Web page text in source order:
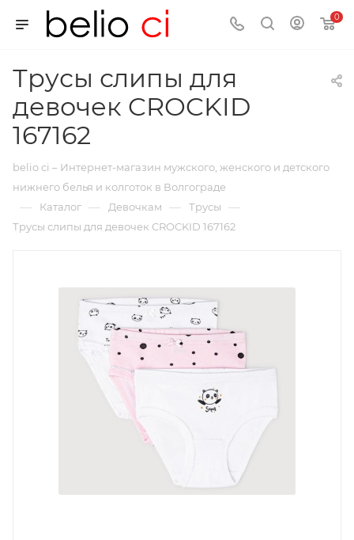
0
Трусы слипы для
девочек CROCKID
167162
belio ci – Интернет-магазин мужского, женского и детского
нижнего белья и колготок в Волгограде
— Каталог — Девочкам — Трусы —
Трусы слипы для девочек CROCKID 167162